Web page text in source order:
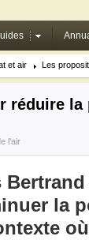
et air Les
réduire
l'air
la